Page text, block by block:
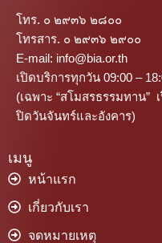
โทร. ๐ ๒๙๓๖ ๒๘๐๐
โทรสาร. ๐ ๒๙๓๖ ๒๙๐๐
E-mail: info@bia.or.th
เปิดบริการทุกวัน 09:00 –
(เฉพาะ “สโมสรธรรมทาน”
ปิดวันจันทร์และอังคาร)
เมนู
หน้าแรก
เกี่ยวกับเรา
จดหมายเหตุ